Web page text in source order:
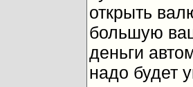
открыть
большую
деньги
надо будет